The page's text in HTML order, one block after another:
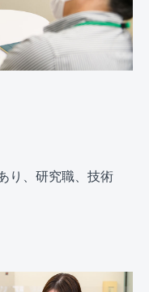
り、研究職、技術